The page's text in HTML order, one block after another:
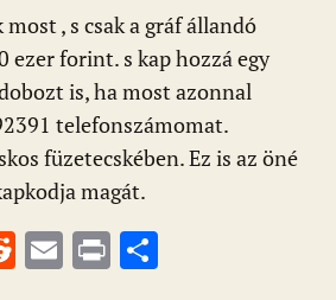
, s csak a gráf állandó
ezer forint. s kap hozzá egy
is, ha most azonnal
telefonszámomat.
füzetecskében. Ez is az öné
magát.
R E Pr